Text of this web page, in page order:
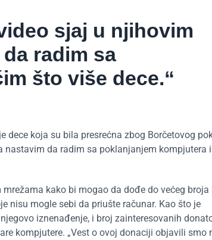
sjaj u njihovim
radim sa
što više dece.“
koja su bila presrećna zbog Borčetovog
da radim sa poklanjanjem kompjutera i
kako bi mogao da dođe do većeg broja
nisu mogle sebi da priušte računar. Kao što je
iznenađenje, i broj zainteresovanih
kompjutere. „Vest o ovoj donaciji objavili smo